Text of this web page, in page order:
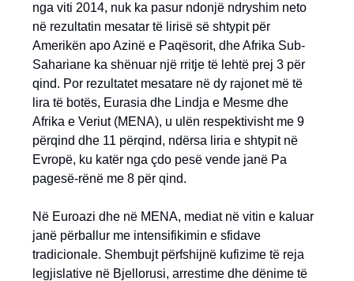
nga viti 2014, nuk ka pasur ndonjë ndryshim neto
në rezultatin mesatar të lirisë së shtypit për
Amerikën apo Azinë e Paqësorit, dhe Afrika Sub-
Sahariane ka shënuar një rritje të lehtë prej 3 për
qind. Por rezultatet mesatare në dy rajonet më të
lira të botës, Eurasia dhe Lindja e Mesme dhe
Afrika e Veriut (MENA), u ulën respektivisht me 9
përqind dhe 11 përqind, ndërsa liria e shtypit në
Evropë, ku katër nga çdo pesë vende janë Pa
pagesë-rënë me 8 për qind.
Në Euroazi dhe në MENA, mediat në vitin e kaluar
janë përballur me intensifikimin e sfidave
tradicionale. Shembujt përfshijnë kufizime të reja
legjislative në Bjellorusi, arrestime dhe dënime të